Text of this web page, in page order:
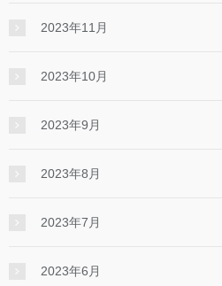
2023年11月
2023年10月
2023年9月
2023年8月
2023年7月
2023年6月